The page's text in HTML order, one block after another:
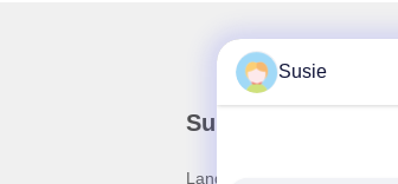
Surat Kabar Kami
Langganan buletin kami
Susie